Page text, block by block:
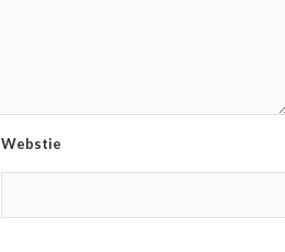
Webstie